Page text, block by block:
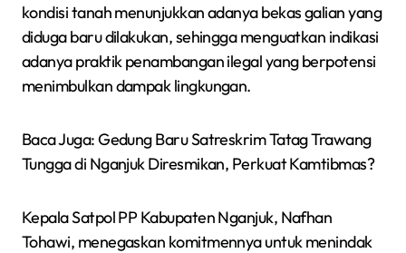
kondisi tanah menunjukkan adanya bekas galian yang
diduga baru dilakukan, sehingga menguatkan indikasi
adanya praktik penambangan ilegal yang berpotensi
menimbulkan dampak lingkungan.
Baca Juga: Gedung Baru Satreskrim Tatag Trawang
Tungga di Nganjuk Diresmikan, Perkuat Kamtibmas?
Kepala Satpol PP Kabupaten Nganjuk, Nafhan
Tohawi, menegaskan komitmennya untuk menindak